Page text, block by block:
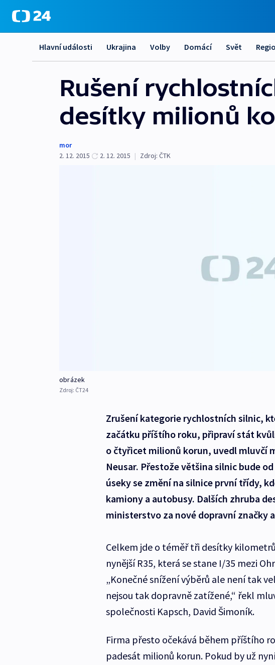
Hlavní události Ukrajina Volby Domácí Svět
Rušení
desítky milionů
mor
2. 12. 2015
2. 12. 2015 | Zdroj: ČTK
obrázek
Zdroj: ČT24
Zrušení kategorie rychlostních silnic,
začátku příštího roku, připraví stát
o čtyřicet milionů korun, uvedl mluvčí
Neusar. Přestože většina silnic bude
úseky se změní na silnice první třídy,
kamiony a autobusy. Dalších zhruba
ministerstvo za nové dopravní značky
Celkem jde o téměř tři desítky
nynější R35, která se stane I/35 mezi
„Konečné snížení výběrů ale není tak
nejsou tak dopravně zatížené,“ řekl
společnosti Kapsch, David Šimoník.
Firma přesto očekává během příštího
padesát milionů korun. Pokud by už